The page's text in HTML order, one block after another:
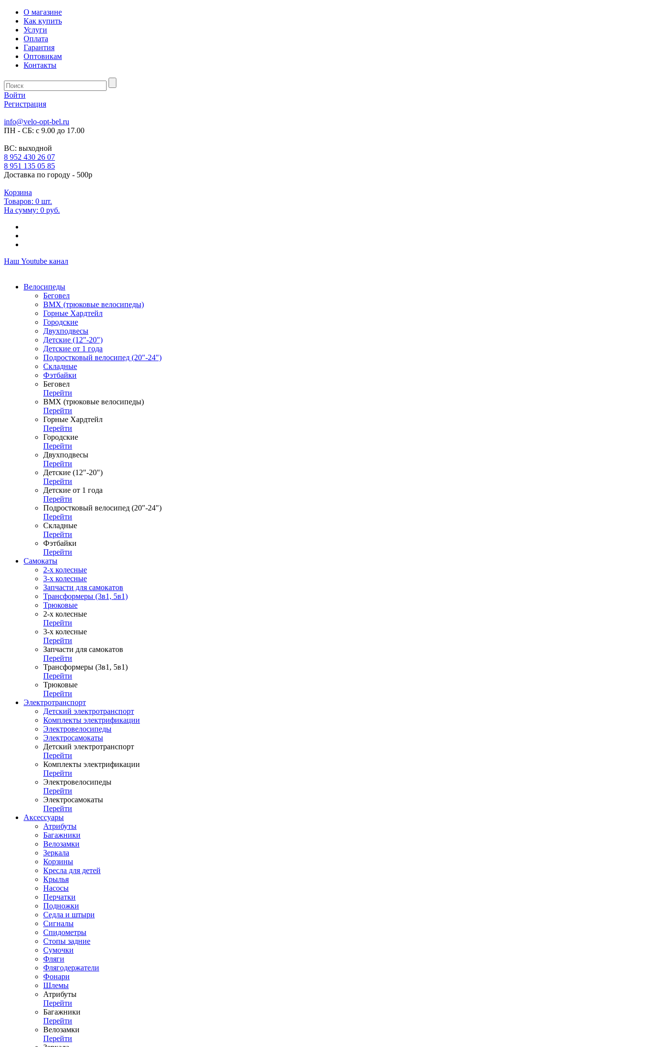
О магазине
Как купить
Услуги
Оплата
Гарантия
Оптовикам
Контакты
Войти
Регистрация
info@velo-opt-bel.ru
ПН - СБ: с 9.00 до 17.00
ВС: выходной
8 952 430 26 07
8 951 135 05 85
Доставка по городу - 500р
Корзина
Товаров: 0 шт.
На сумму: 0 руб.
Наш Youtube канал
Велосипеды
Беговел
ВМХ (трюковые велосипеды)
Горные Хардтейл
Городские
Двухподвесы
Детские (12"-20")
Детские от 1 года
Подростковый велосипед (20"-24")
Складные
Фэтбайки
Беговел
Перейти
ВМХ (трюковые велосипеды)
Перейти
Горные Хардтейл
Перейти
Городские
Перейти
Двухподвесы
Перейти
Детские (12"-20")
Перейти
Детские от 1 года
Перейти
Подростковый велосипед (20"-24")
Перейти
Складные
Перейти
Фэтбайки
Перейти
Самокаты
2-х колесные
3-х колесные
Запчасти для самокатов
Трансформеры (3в1, 5в1)
Трюковые
2-х колесные
Перейти
3-х колесные
Перейти
Запчасти для самокатов
Перейти
Трансформеры (3в1, 5в1)
Перейти
Трюковые
Перейти
Электротранспорт
Детский электротранспорт
Комплекты электрификации
Электровелосипеды
Электросамокаты
Детский электротранспорт
Перейти
Комплекты электрификации
Перейти
Электровелосипеды
Перейти
Электросамокаты
Перейти
Аксессуары
Атрибуты
Багажники
Велозамки
Зеркала
Корзины
Кресла для детей
Крылья
Насосы
Перчатки
Подножки
Седла и штыри
Сигналы
Спидометры
Стопы задние
Сумочки
Фляги
Флягодержатели
Фонари
Шлемы
Атрибуты
Перейти
Багажники
Перейти
Велозамки
Перейти